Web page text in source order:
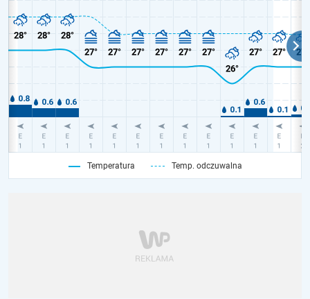
Temperatura Temp. odczuwalna